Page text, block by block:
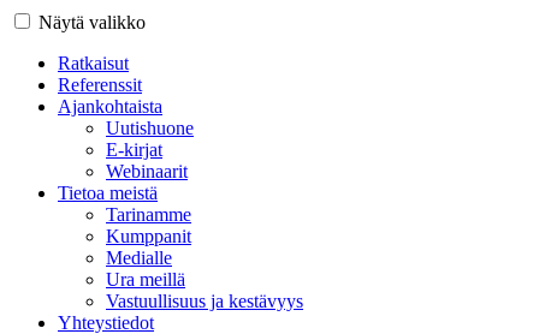
Näytä valikko
Ratkaisut
Referenssit
Ajankohtaista
Uutishuone
E-kirjat
Webinaarit
Tietoa meistä
Tarinamme
Kumppanit
Medialle
Ura meillä
Vastuullisuus ja kestävyys
Yhteystiedot